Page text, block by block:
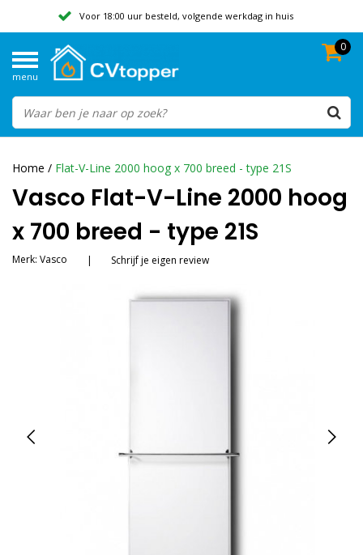
Voor 18:00 uur besteld, volgende werkdag in huis
Beoordeeld met een 9,8
menu
0
Home / Flat-V-Line 2000 hoog x 700 breed - type 21S
Vasco Flat-V-Line 2000 hoog
x 700 breed - type 21S
Merk: Vasco | Schrijf je eigen review